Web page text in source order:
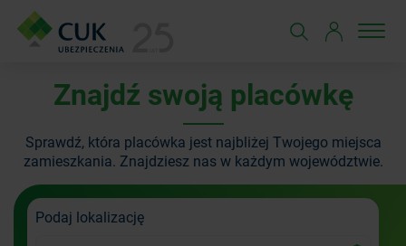
Znajdź swoją placówkę
Sprawdź, która placówka jest najbliżej Twojego miejsca
zamieszkania. Znajdziesz nas w każdym województwie.
Podaj lokalizację